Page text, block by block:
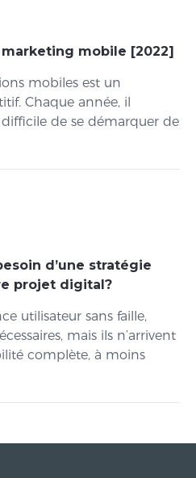
mobile [2022]
mobiles est un
Chaque année, il
de se démarquer de
d’une stratégie
projet digital?
utilisateur sans faille,
mais ils n’arrivent
complète, à moins